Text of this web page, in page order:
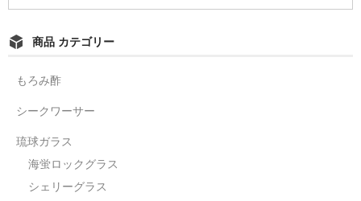
商品 カテゴリー
もろみ酢
シークワーサー
琉球ガラス
海蛍ロックグラス
シェリーグラス